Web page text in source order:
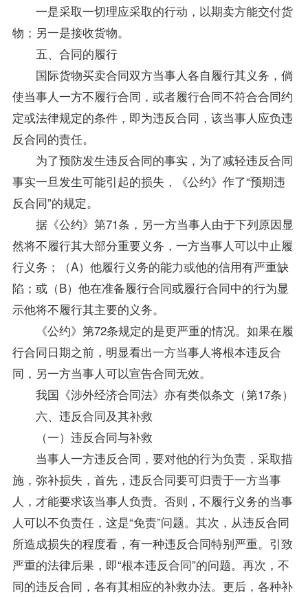
一是采取一切理应采取的行动，以期卖方能交付货
物；另一是接收货物。
五、合同的履行
国际货物买卖合同双方当事人各自履行其义务，倘
使当事人一方不履行合同，或者履行合同不符合合同约
定或法律规定的条件，即为违反合同，该当事人应负违
反合同的责任。
为了预防发生违反合同的事实，为了减轻违反合同
事实一旦发生可能引起的损失，《公约》作了“预期违
反合同”的规定。
据《公约》第71条，另一方当事人由于下列原因显
然将不履行其大部分重要义务，一方当事人可以中止履
行义务；（A）他履行义务的能力或他的信用有严重缺
陷；或（B）他在准备履行合同或履行合同中的行为显
示他将不履行其主要的义务。
《公约》第72条规定的是更严重的情况。如果在履
行合同日期之前，明显看出一方当事人将根本违反合
同，另一方当事人可以宣告合同无效。
我国《涉外经济合同法》亦有类似条文（第17条）
六、违反合同及其补救
（一）违反合同与补救
当事人一方违反合同，要对他的行为负责，采取措
施，弥补损失，首先，违反合同要可归责于一方当事
人，才能要求该当事人负责。否则，不履行义务的当事
人可以不负责任，这是“免责”问题。其次，从违反合同
所造成损失的程度看，有一种违反合同特别严重。引致
严重的法律后果，即“根本违反合同”的问题。再次，不
同的违反合同，各有其相应的补救办法。更后，各种补